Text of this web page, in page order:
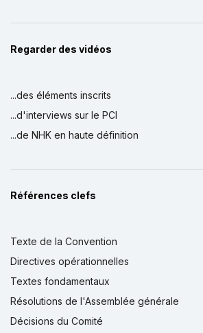
Regarder des vidéos
...des éléments inscrits
...d'interviews sur le PCI
...de NHK en haute définition
Références clefs
Texte de la Convention
Directives opérationnelles
Textes fondamentaux
Résolutions de l'Assemblée générale
Décisions du Comité